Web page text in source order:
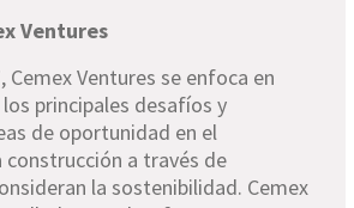
Ventures
Cemex Ventures se enfoca en
principales desafíos y
de oportunidad en el
a través de
la sostenibilidad. Cemex